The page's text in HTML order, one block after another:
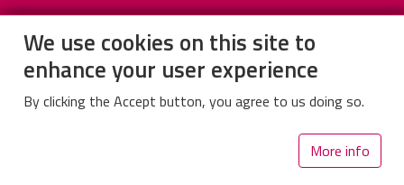
Department of Mechanical Engineering, Informatics
and Chemistry of Polymer Materials, K41
Faculty of Textiles and Design (building A33)
We use cookies on this site to
enhance your user experience
By clicking the Accept button, you agree to us doing so.
More info